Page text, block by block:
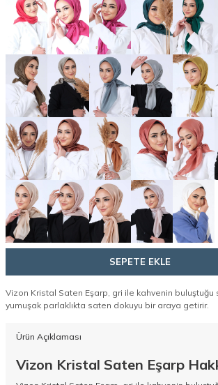
SEPETE EKLE
Vizon Kristal Saten Eşarp, gri ile kahvenin
yumuşak parlaklıkta saten dokuyu bir araya getirir.
Ürün Açıklaması
Vizon Kristal Saten Eşarp